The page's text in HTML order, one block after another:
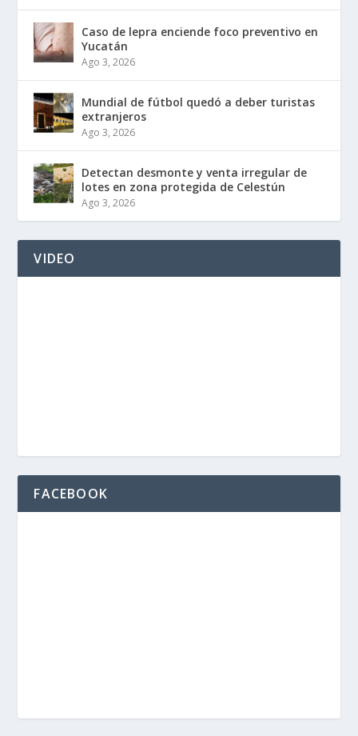
Caso de lepra enciende foco preventivo en
Yucatán
Ago 3, 2026
Mundial de fútbol quedó a deber turistas
extranjeros
Ago 3, 2026
Detectan desmonte y venta irregular de
lotes en zona protegida de Celestún
Ago 3, 2026
VIDEO
FACEBOOK